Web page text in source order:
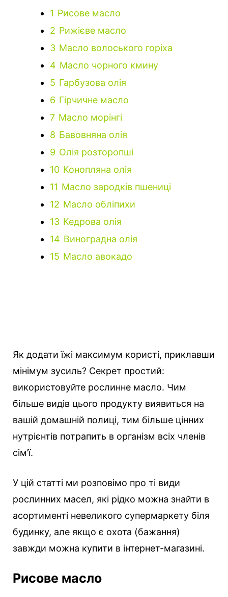
1 Рисове масло
2 Рижієве масло
3 Масло волоського горіха
4 Масло чорного кмину
5 Гарбузова олія
6 Гірчичне масло
7 Масло морінгі
8 Бавовняна олія
9 Олія розторопші
10 Конопляна олія
11 Масло зародків пшениці
12 Масло обліпихи
13 Кедрова олія
14 Виноградна олія
15 Масло авокадо
Як додати їжі максимум користі, приклавши
мінімум зусиль? Секрет простий:
використовуйте рослинне масло. Чим
більше видів цього продукту виявиться на
вашій домашній полиці, тим більше цінних
нутрієнтів потрапить в організм всіх членів
сім’ї.
У цій статті ми розповімо про ті види
рослинних масел, які рідко можна знайти в
асортименті невеликого супермаркету біля
будинку, але якщо є охота (бажання)
завжди можна купити в інтернет-магазині.
Рисове масло